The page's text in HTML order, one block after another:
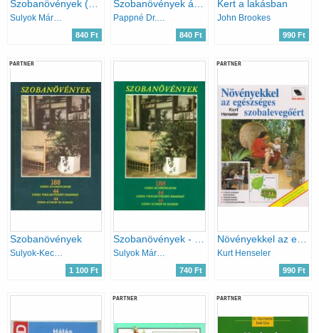
Sulyok Mária-Varga Emma
840 Ft
Pappné Dr. Tarányi Zita
840 Ft
Kert a lakásban
John Brookes
990 Ft
PARTNER
Szobanövények
1 100 Ft 740 Ft
PARTNER
Növényekkel az egészséges szobalevegőért
Kurt Henseler
990 Ft
PARTNER PARTNER